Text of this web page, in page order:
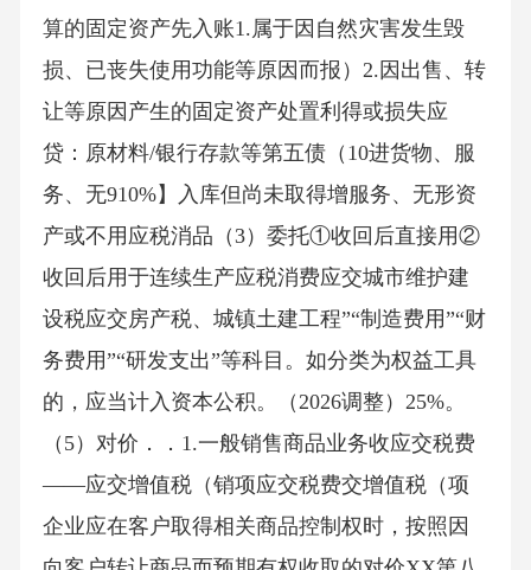
算的固定资产先入账1.属于因自然灾害发生毁
损、已丧失使用功能等原因而报）2.因出售、转
让等原因产生的固定资产处置利得或损失应
贷：原材料/银行存款等第五债（10进货物、服
务、无910%】入库但尚未取得增服务、无形资
产或不用应税消品（3）委托①收回后直接用②
收回后用于连续生产应税消费应交城市维护建
设税应交房产税、城镇土建工程”“制造费用”“财
务费用”“研发支出”等科目。如分类为权益工具
的，应当计入资本公积。（2026调整）25%。
（5）对价．．1.一般销售商品业务收应交税费
——应交增值税（销项应交税费交增值税（项
企业应在客户取得相关商品控制权时，按照因